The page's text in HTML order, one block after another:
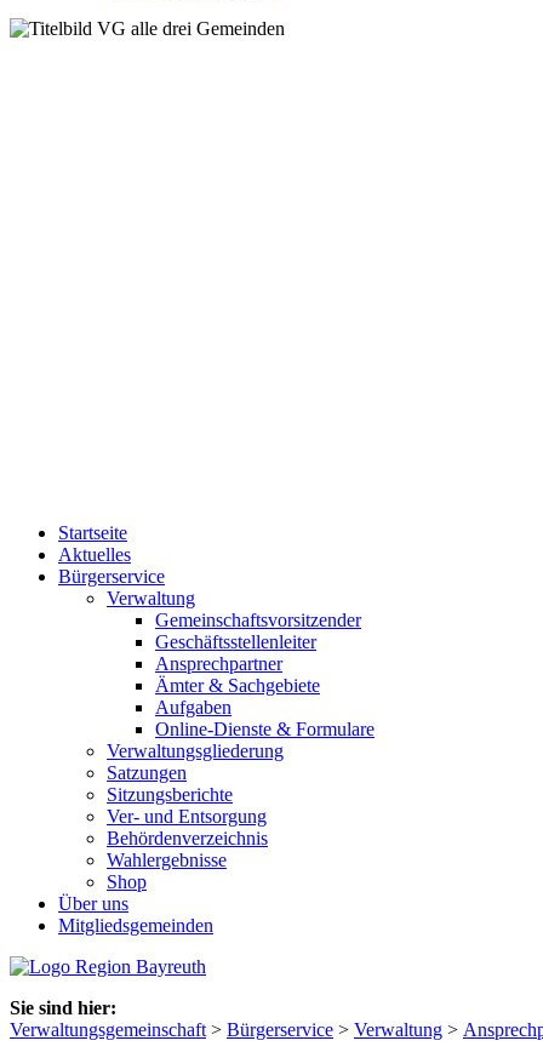
Startseite
Aktuelles
Bürgerservice
Verwaltung
Gemeinschaftsvorsitzender
Geschäftsstellenleiter
Ansprechpartner
Ämter & Sachgebiete
Aufgaben
Online-Dienste & Formulare
Verwaltungsgliederung
Satzungen
Sitzungsberichte
Ver- und Entsorgung
Behördenverzeichnis
Wahlergebnisse
Shop
Über uns
Mitgliedsgemeinden
Sie sind hier:
Verwaltungsgemeinschaft > Bürgerservice > Verwaltung >